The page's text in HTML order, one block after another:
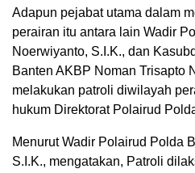
Adapun pejabat utama dalam
perairan itu antara lain Wadir
Noerwiyanto, S.I.K., dan
Banten AKBP Noman Trisapto
melakukan patroli diwilayah
hukum Direktorat Polairud
Menurut Wadir Polairud Polda
S.I.K., mengatakan, Patroli